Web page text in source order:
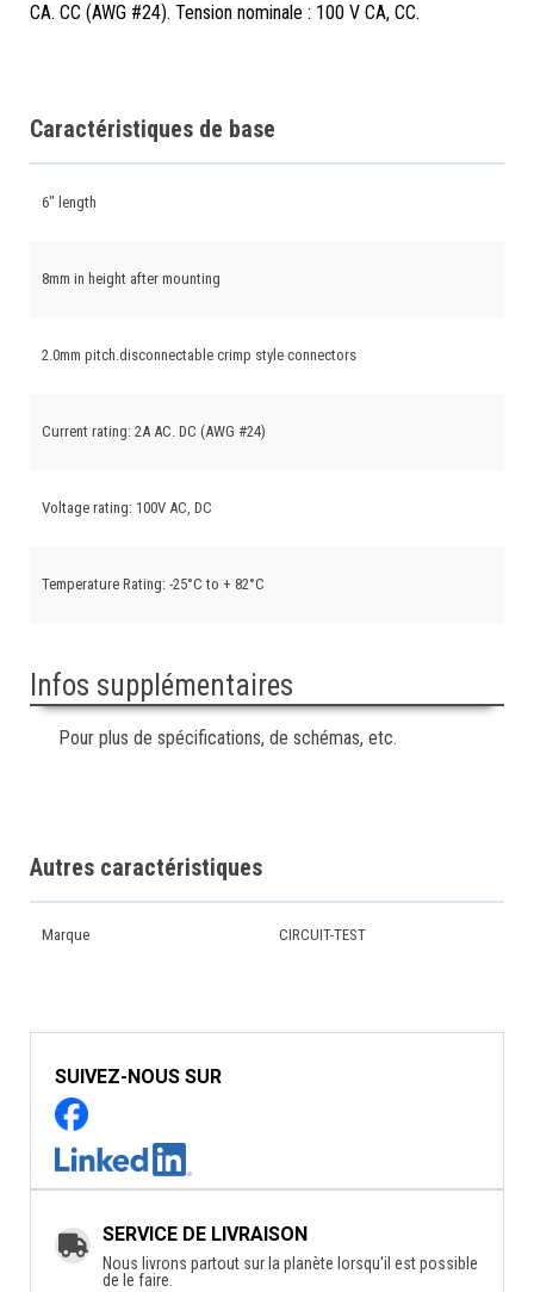
CA. CC (AWG #24). Tension nominale : 100 V CA, CC.
Caractéristiques de base
6" length
8mm in height after mounting
2.0mm pitch.disconnectable crimp style connectors
Current rating: 2A AC. DC (AWG #24)
Voltage rating: 100V AC, DC
Temperature Rating: -25°C to + 82°C
Infos supplémentaires
Pour plus de spécifications, de schémas, etc.
Autres caractéristiques
Marque CIRCUIT-TEST
SUIVEZ-NOUS SUR
SERVICE DE LIVRAISON
Nous livrons partout sur la planète lorsqu'il est possible
de le faire.